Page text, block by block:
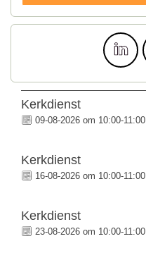
Kerkdienst
09-08-2026 om 10:00-11:00
Kerkdienst
16-08-2026 om 10:00-11:00
Kerkdienst
23-08-2026 om 10:00-11:00